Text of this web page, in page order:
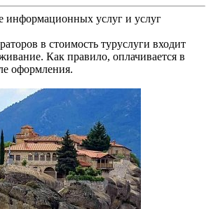
информационных услуг и услуг
в стоимость туруслуги входит
Как правило, оплачивается в
оформления.